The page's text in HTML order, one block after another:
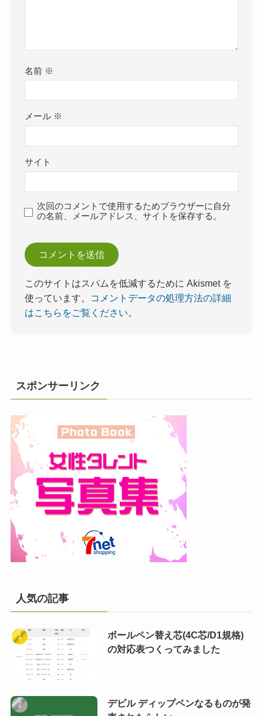
名前 ※
メール ※
サイト
次回のコメントで使用するためブラウザーに自分
の名前、メールアドレス、サイトを保存する。
このサイトはスパムを低減するために Akismet を
使っています。
コメントデータの処理方法の詳細
はこちらをご覧ください。
スポンサーリンク
人気の記事
ボールペン替え芯(4C芯/D1規格)
の対応表つくってみました
デビル ディップペンなるものが発